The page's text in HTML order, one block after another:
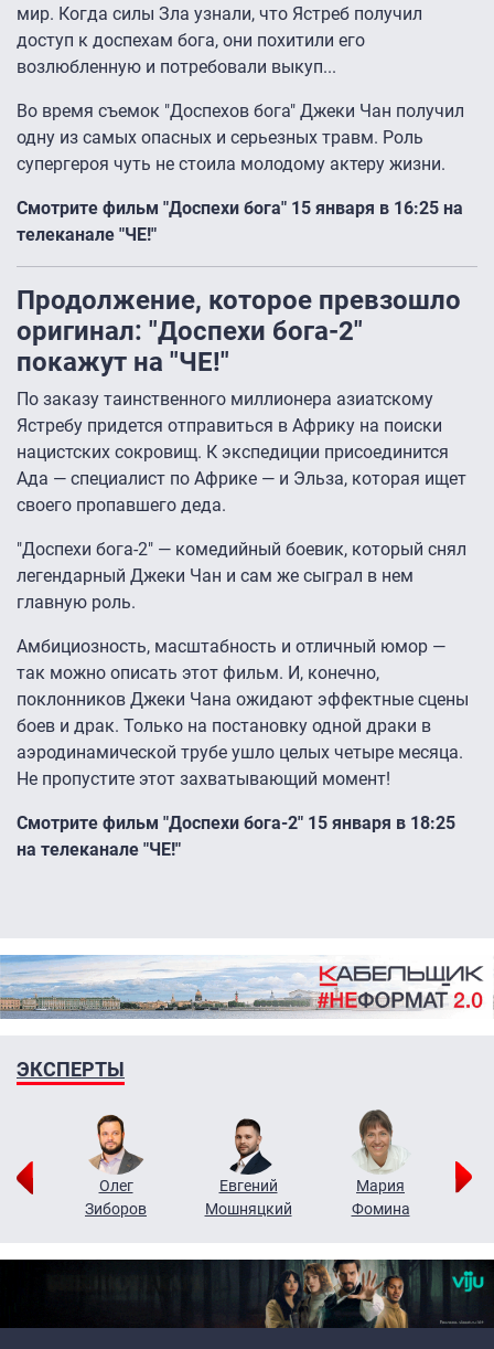
мир. Когда силы Зла узнали, что Ястреб получил
доступ к доспехам бога, они похитили его
возлюбленную и потребовали выкуп...
Во время съемок "Доспехов бога" Джеки Чан получил
одну из самых опасных и серьезных травм. Роль
супергероя чуть не стоила молодому актеру жизни.
Смотрите фильм "Доспехи бога" 15 января в 16:25 на
телеканале "ЧЕ!"
Продолжение, которое превзошло
оригинал: "Доспехи бога-2"
покажут на "ЧЕ!"
По заказу таинственного ​миллионера азиатскому
Ястребу придется отправиться в Африку на поиски
нацистских сокровищ. К экспедиции присоединится
Ада — специалист по Африке — и Эльза, которая ищет
своего пропавшего деда.
"Доспехи бога-2" — комедийный боевик, который снял
легендарный Джеки Чан и сам же сыграл в нем
главную роль.
Амбициозность, масштабность и отличный юмор —
так можно описать этот фильм. И, конечно,
поклонников Джеки Чана ожидают эффектные сцены
боев и драк. Только на постановку одной драки в
аэродинамической трубе ушло целых четыре месяца.
Не пропустите этот захватывающий момент!
Смотрите фильм "Доспехи бога-2" 15 января в 18:25
на телеканале "ЧЕ!"
ЭКСПЕРТЫ
Олег
Зиборов
Евгений
Мошняцкий
Мария
Фомина